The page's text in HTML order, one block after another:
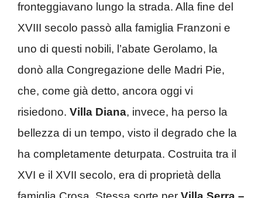
fronteggiavano lungo la strada. Alla fine del
XVIII secolo passò alla famiglia Franzoni e
uno di questi nobili, l’abate Gerolamo, la
donò alla Congregazione delle Madri Pie,
che, come già detto, ancora oggi vi
risiedono. Villa Diana, invece, ha perso la
bellezza di un tempo, visto il degrado che la
ha completamente deturpata. Costruita tra il
XVI e il XVII secolo, era di proprietà della